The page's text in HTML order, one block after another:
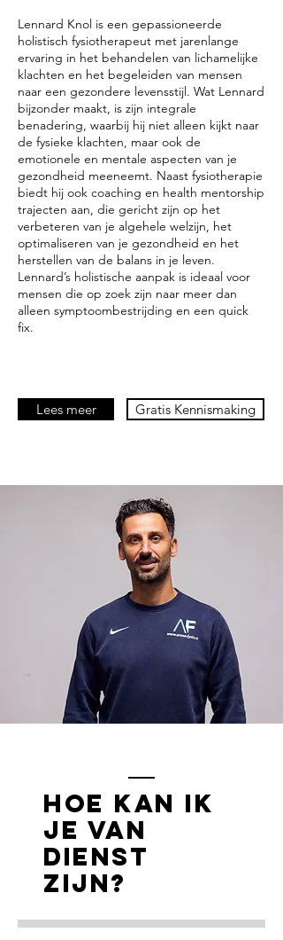
Lennard Knol is een gepassioneerde
holistisch fysiotherapeut met jarenlange
ervaring in het behandelen van lichamelijke
klachten en het begeleiden van mensen
naar een gezondere levensstijl. Wat Lennard
bijzonder maakt, is zijn integrale
benadering, waarbij hij niet alleen kijkt naar
de fysieke klachten, maar ook de
emotionele en mentale aspecten van je
gezondheid meeneemt. Naast fysiotherapie
biedt hij ook coaching en health mentorship
trajecten aan, die gericht zijn op het
verbeteren van je algehele welzijn, het
optimaliseren van je gezondheid en het
herstellen van de balans in je leven.
Lennard’s holistische aanpak is ideaal voor
mensen die op zoek zijn naar meer dan
alleen symptoombestrijding en een quick
fix.
Lees meer Gratis Kennismaking
Hoe kan ik
je van
dienst
zijn?